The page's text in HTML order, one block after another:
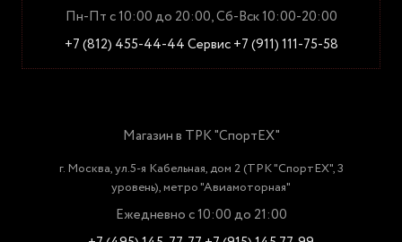
Пн-Пт с 10:00 до 20:00, Сб-Вск 10:00-20:00
+7 (812) 455-44-44Сервис +7 (911) 111-75-58
Магазин в ТРК "СпортЕХ"
г. Москва, ул.5-я Кабельная, дом 2 (ТРК "СпортЕХ", 3
уровень), метро "Авиамоторная"
Ежедневно с 10:00 до 21:00